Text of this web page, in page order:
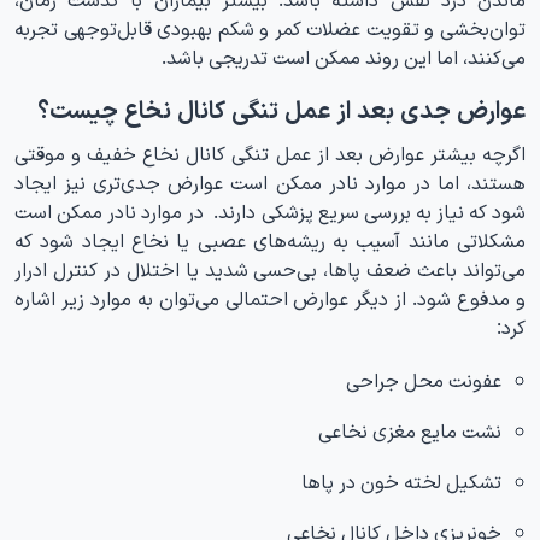
توان‌بخشی و تقویت عضلات کمر و شکم بهبودی قابل‌توجهی تجربه
می‌کنند، اما این روند ممکن است تدریجی باشد.
عوارض جدی بعد از عمل تنگی کانال نخاع چیست؟
اگرچه بیشتر عوارض بعد از عمل تنگی کانال نخاع خفیف و موقتی
هستند، اما در موارد نادر ممکن است عوارض جدی‌تری نیز ایجاد
شود که نیاز به بررسی سریع پزشکی دارند. در موارد نادر ممکن است
مشکلاتی مانند آسیب به ریشه‌های عصبی یا نخاع ایجاد شود که
می‌تواند باعث ضعف پاها، بی‌حسی شدید یا اختلال در کنترل ادرار
و مدفوع شود. از دیگر عوارض احتمالی می‌توان به موارد زیر اشاره
کرد:
عفونت محل جراحی
نشت مایع مغزی نخاعی
تشکیل لخته خون در پاها
خونریزی داخل کانال نخاعی